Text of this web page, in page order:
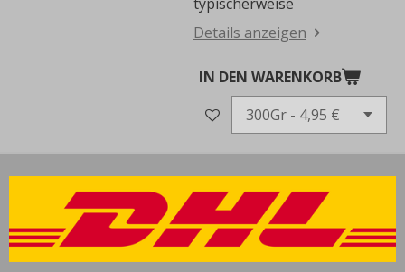
Details anzeigen
IN DEN WARENKORB